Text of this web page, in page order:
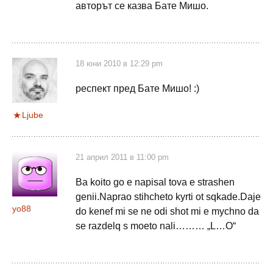
авторът се казва Бате Мишо.
Ljube
18 юни 2010 в 12:29 pm
респект пред Бате Мишо! :)
yo88
21 април 2011 в 11:00 pm
Ba koito go e napisal tova e strashen
genii.Naprao stihcheto kyrti ot sqkade.Daje
do kenef mi se ne odi shot mi e mychno da
se razdelq s moeto nali……… „L…O“